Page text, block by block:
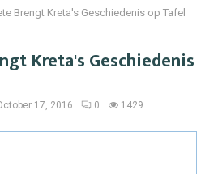
Brengt Kreta's Geschiedenis op Tafel
Kreta's Geschiedenis
17, 2016 0 1429